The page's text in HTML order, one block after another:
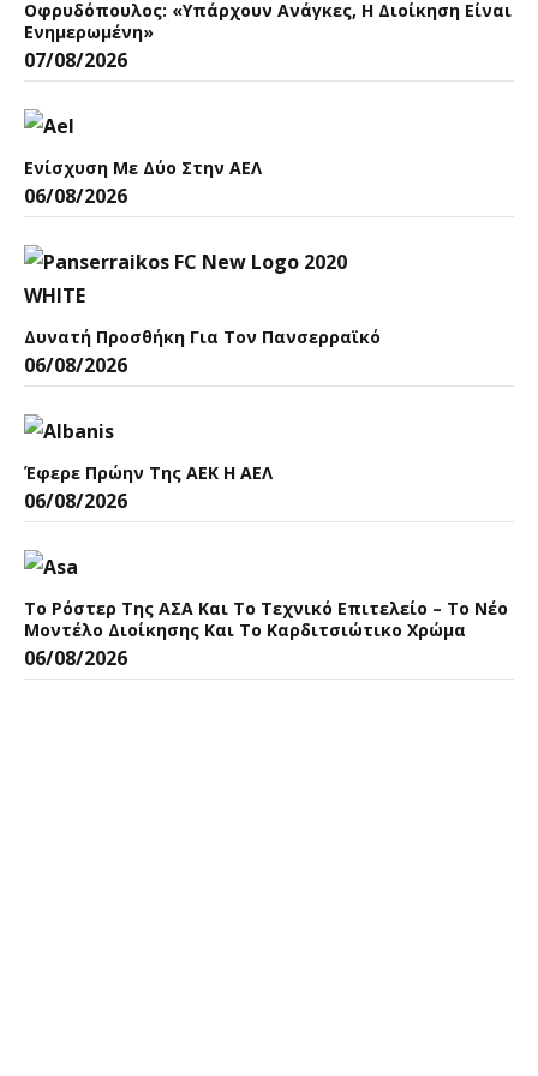
Οφρυδόπουλος: «Υπάρχουν Ανάγκες, Η Διοίκηση Είναι
Ενημερωμένη»
07/08/2026
Ενίσχυση Με Δύο Στην ΑΕΛ
06/08/2026
Δυνατή Προσθήκη Για Τον Πανσερραϊκό
06/08/2026
Έφερε Πρώην Της ΑΕΚ Η ΑΕΛ
06/08/2026
Το Ρόστερ Της ΑΣΑ Και Το Τεχνικό Επιτελείο – Το Νέο
Μοντέλο Διοίκησης Και Το Καρδιτσιώτικο Χρώμα
06/08/2026